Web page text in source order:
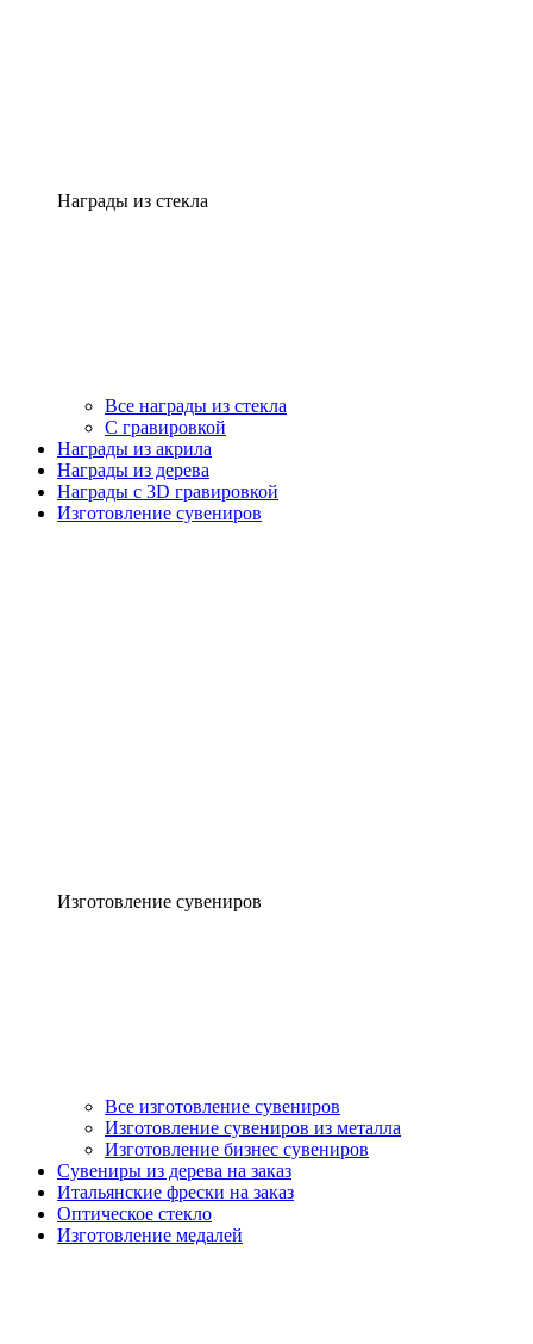
Награды из стекла
Все награды из стекла
С гравировкой
Награды из акрила
Награды из дерева
Награды с 3D гравировкой
Изготовление сувениров
Изготовление сувениров
Все изготовление сувениров
Изготовление сувениров из металла
Изготовление бизнес сувениров
Сувениры из дерева на заказ
Итальянские фрески на заказ
Оптическое стекло
Изготовление медалей